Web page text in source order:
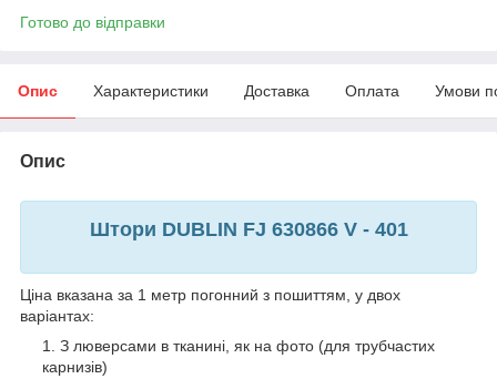
Готово до відправки
Опис Характеристики Доставка Оплата Умови
Опис
Штори DUBLIN FJ 630866 V - 401
Ціна вказана за 1 метр погонний з пошиттям, у двох
варіантах:
З люверсами в тканині, як на фото (для трубчастих
карнизів)